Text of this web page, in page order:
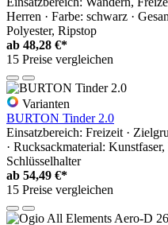
Herren · Farbe: schwarz ·
Polyester, Ripstop
ab 48,28 €*
15 Preise vergleichen
Varianten
BURTON Tinder 2.0
Einsatzbereich: Freizeit ·
· Rucksackmaterial:
Schlüsselhalter
ab 54,49 €*
15 Preise vergleichen